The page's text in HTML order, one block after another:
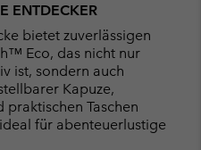
ENTDECKER
bietet zuverlässigen
Eco, das nicht nur
ist, sondern auch
Kapuze,
Taschen
für abenteuerlustige